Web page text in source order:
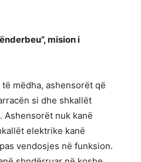
mision i
mëdha, ashensorët që
si dhe shkallët
nuk kanë
elektrike kanë
vendosjes në funksion.